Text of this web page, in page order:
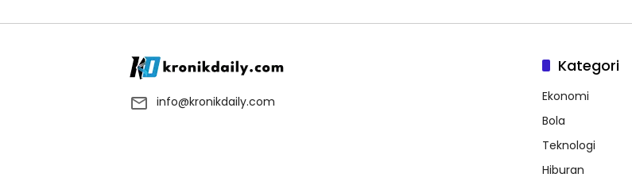
info@kronikdaily.com
Kategori
Ekonomi
Bola
Teknologi
Hiburan